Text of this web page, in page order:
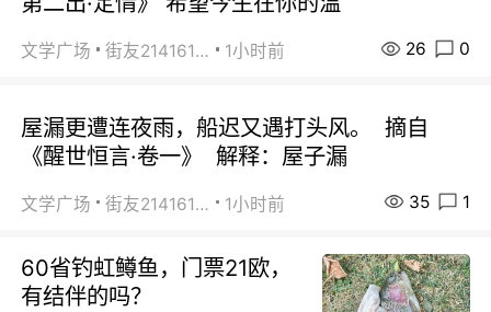
文学广场 街友21416156 1小时前 26 0
屋漏更遭连夜雨，船迟又遇打头风。 摘自
《醒世恒言·卷一》 解释：屋子漏
文学广场 街友21416156 1小时前 35 1
60省钓虹鳟鱼，门票21欧，
有结伴的吗？